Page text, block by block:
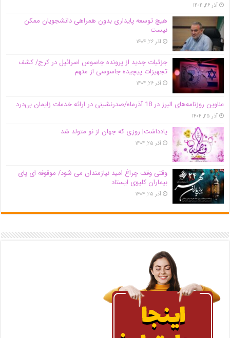
آذر ۲۶, ۱۴۰۴
هیچ توسعه پایداری بدون همراهی دانشجویان ممکن
نیست
آذر ۲۶, ۱۴۰۴
جزئیات جدید از پرونده جاسوس اسرائیل در کرج/‌ کشف
تجهیزات پیچیده جاسوسی از متهم
آذر ۲۶, ۱۴۰۴
عناوین روزنامه‌های البرز در ‌18 آذرماه/صدرنشینی در ارائه خدمات زایمان بی‌درد
آذر ۲۵, ۱۴۰۴
یادداشت| روزی که جهان از نو متولد شد
آذر ۲۵, ۱۴۰۴
وقتی وقف چراغ امید نیازمندان می شود/ موقوفه ای پای
بیماران کلیوی ایستاد
آذر ۲۵, ۱۴۰۴